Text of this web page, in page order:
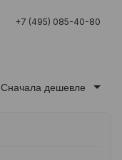
+7 (495) 085-40-80
Сначала дешевле